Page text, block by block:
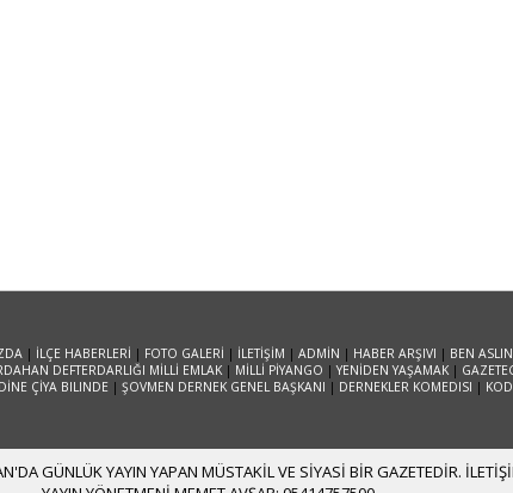
| İLÇE HABERLERİ | FOTO GALERİ | İLETİŞİM | ADMİN | HABER ARŞIVI | BEN
DEFTERDARLIĞI MİLLİ EMLAK | MİLLİ PİYANGO |YENİDEN YAŞAMAK |
ÇİYA BILINDE| ŞOVMEN DERNEK GENEL BAŞKANI | DERNEKLER KOMEDISI | KOD
GÜNLÜK YAYIN YAPAN MÜSTAKİL VE SİYASİ BİR GAZETEDİR.